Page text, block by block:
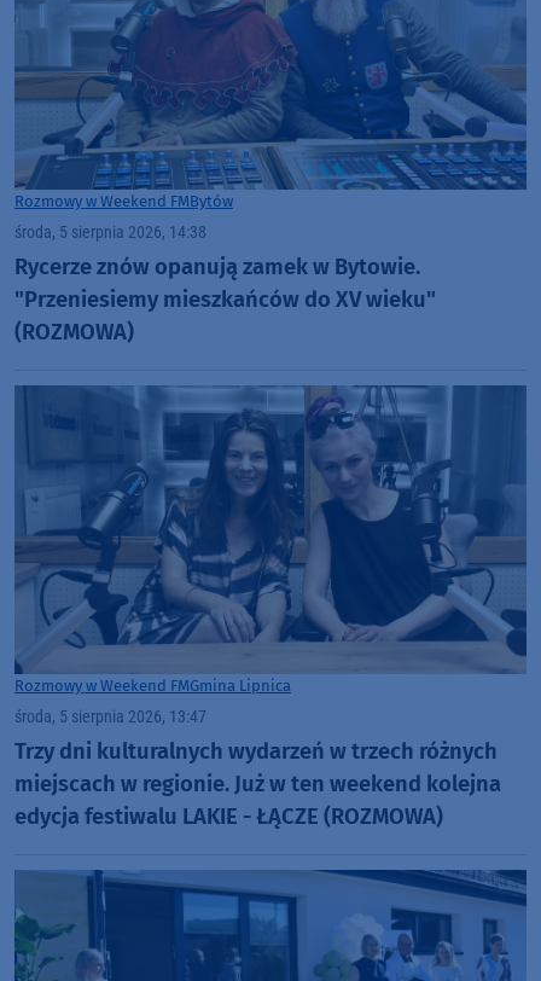
Rozmowy w Weekend FMBytów
środa, 5 sierpnia 2026, 14:38
Rycerze znów opanują zamek w Bytowie.
"Przeniesiemy mieszkańców do XV wieku"
(ROZMOWA)
Rozmowy w Weekend FMGmina Lipnica
środa, 5 sierpnia 2026, 13:47
Trzy dni kulturalnych wydarzeń w trzech różnych
miejscach w regionie. Już w ten weekend kolejna
edycja festiwalu LAKIE - ŁĄCZE (ROZMOWA)